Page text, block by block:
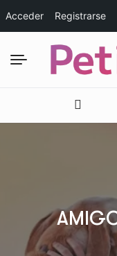
Acceder Registrarse